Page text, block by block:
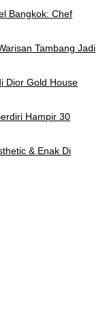
Bangkok: Chef
Tambang Jadi
Dior Gold House
Hampir 30
& Enak Di